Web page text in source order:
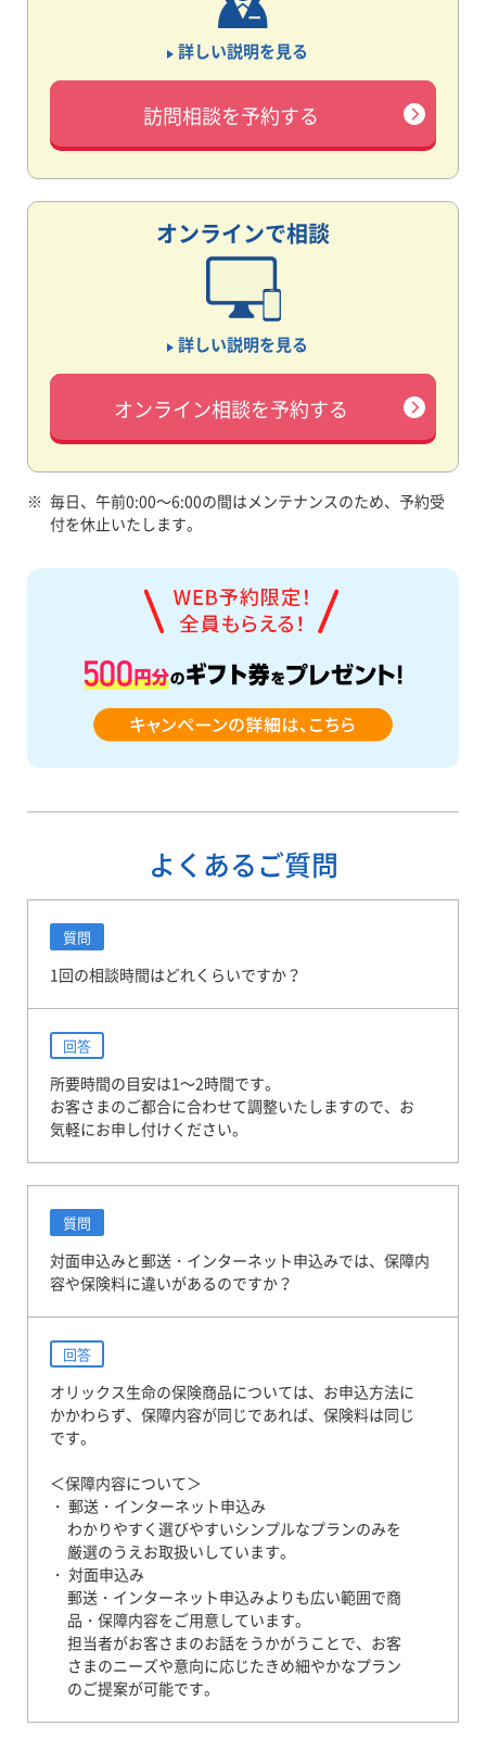
詳しい説明を見る
訪問相談を予約する
オンラインで相談
詳しい説明を見る
オンライン相談を予約する
※ 毎日、午前0:00～6:00の間はメンテナンスのため、予約受
付を休止いたします。
よくあるご質問
質問
1回の相談時間はどれくらいですか？
回答
所要時間の目安は1～2時間です。
お客さまのご都合に合わせて調整いたしますので、お
気軽にお申し付けください。
質問
対面申込みと郵送・インターネット申込みでは、保障内
容や保険料に違いがあるのですか？
回答
オリックス生命の保険商品については、お申込方法に
かかわらず、保障内容が同じであれば、保険料は同じ
です。
＜保障内容について＞
・ 郵送・インターネット申込み
わかりやすく選びやすいシンプルなプランのみを
厳選のうえお取扱いしています。
・ 対面申込み
郵送・インターネット申込みよりも広い範囲で商
品・保障内容をご用意しています。
担当者がお客さまのお話をうかがうことで、お客
さまのニーズや意向に応じたきめ細やかなプラン
のご提案が可能です。